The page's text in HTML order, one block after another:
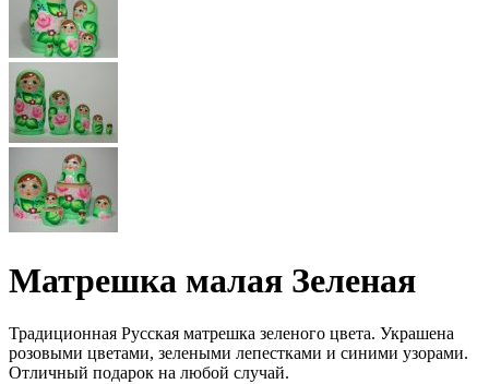
Матрешка малая Зеленая
Традиционная Русская матрешка зеленого цвета. Украшена
розовыми цветами, зелеными лепестками и синими узорами.
Отличный подарок на любой случай.